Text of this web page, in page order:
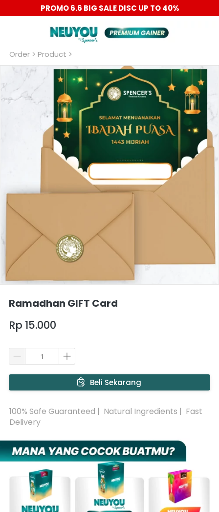
PROMO 6.6 BIG SALE DISC UP TO 40%
Order > Product >
Ramadhan GIFT Card
Rp 15.000
` Beli Sekarang
100% Safe Guaranteed |  Natural Ingredients |  Fast
Delivery